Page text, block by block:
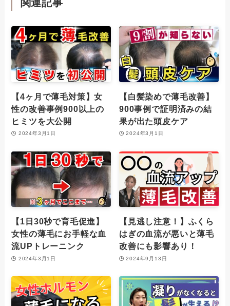
関連記事
【4ヶ月で薄毛対策】女
性の改善事例900以上の
ヒミツを大公開
2024年3月1日
【白髪染めで薄毛改善】
900事例で証明済みの結
果が出た頭皮ケア
2024年3月1日
【1日30秒で育毛促進】
女性の薄毛にお手軽な血
流UPトレーニンク
2024年3月1日
【見逃し注意！】ふくら
はぎの血流が悪いと薄毛
改善にも影響あり！
2024年9月13日